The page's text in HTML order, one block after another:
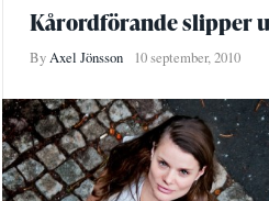
Kårordförande slipper
ByAxel Jönsson 10 september, 2010